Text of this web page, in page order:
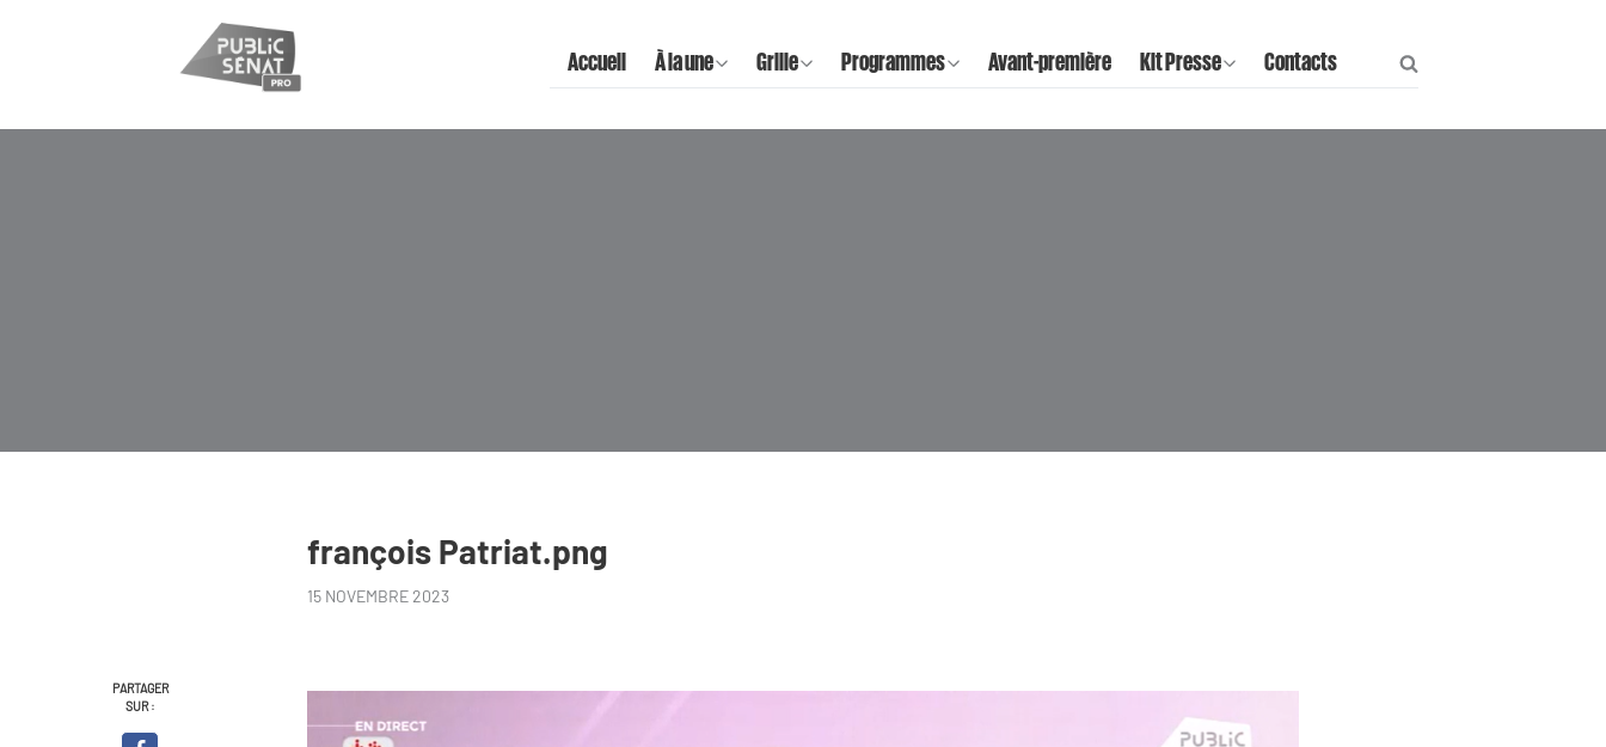
Accueil À la une Grille Programmes Avant-première Kit Presse Contacts
françois Patriat.png
15 NOVEMBRE 2023
PARTAGER
SUR :